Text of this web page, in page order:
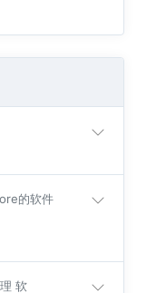
的软件
软